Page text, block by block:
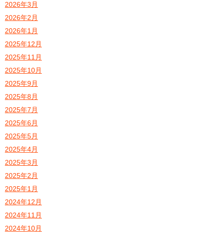
2026年3月
2026年2月
2026年1月
2025年12月
2025年11月
2025年10月
2025年9月
2025年8月
2025年7月
2025年6月
2025年5月
2025年4月
2025年3月
2025年2月
2025年1月
2024年12月
2024年11月
2024年10月